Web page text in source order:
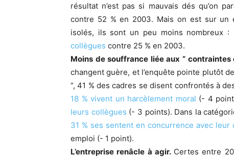
résultat n’est pas si mauvais dés qu’on
contre 52 % en 2003. Mais on est sur un
isolés, ils sont un peu moins nombreux :
collègues contre 25 % en 2003.
Moins de souffrance liée aux ” contraintes
changent guère, et l’enquête pointe plutôt
“, 41 % des cadres se disent confrontés à
18 % vivent un harcèlement moral (- 4
leurs collègues (- 3 points). Dans la
31 % ses sentent en concurrence avec leur
emploi (- 1 point).
L’entreprise renâcle à agir. Certes entre